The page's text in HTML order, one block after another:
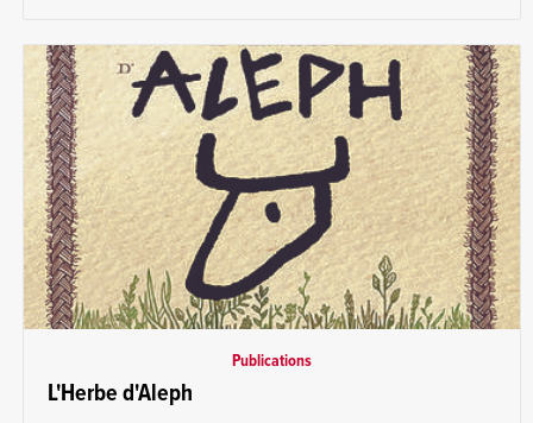
Publications
L'Herbe d'Aleph